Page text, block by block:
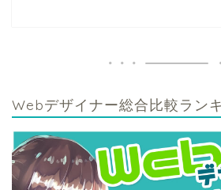
Webデザイナー総合比較ラン